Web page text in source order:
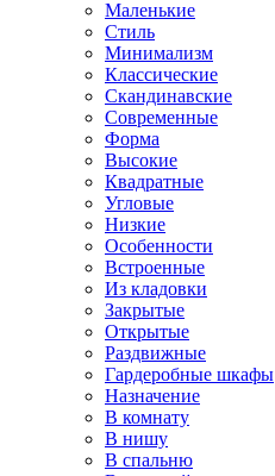
Маленькие
Стиль
Минимализм
Классические
Скандинавские
Современные
Форма
Высокие
Квадратные
Угловые
Низкие
Особенности
Встроенные
Из кладовки
Закрытые
Открытые
Раздвижные
Гардеробные шкафы
Назначение
В комнату
В нишу
В спальню